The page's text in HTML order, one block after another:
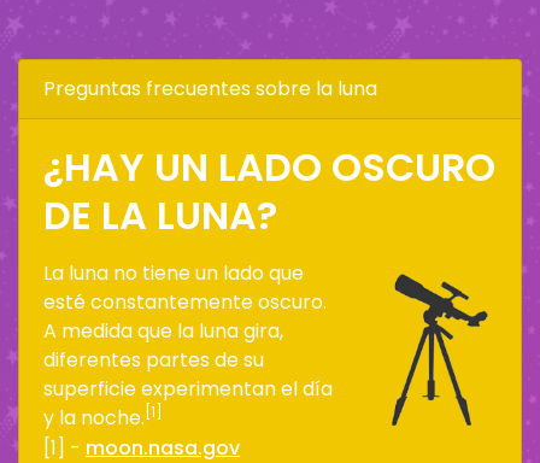
Preguntas frecuentes sobre la luna
¿HAY UN LADO OSCURO
DE LA LUNA?
La luna no tiene un lado que
esté constantemente oscuro.
A medida que la luna gira,
diferentes partes de su
superficie experimentan el día
y la noche. [1]
[1] - moon.nasa.gov